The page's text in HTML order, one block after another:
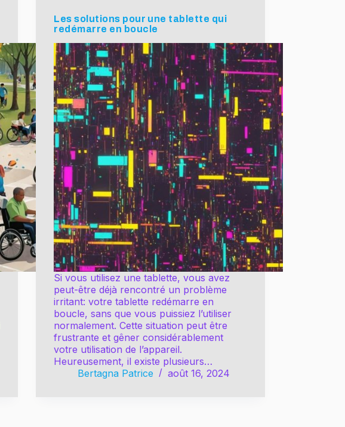
Les solutions pour une tablette qui
redémarre en boucle
Si vous utilisez une tablette, vous avez
peut-être déjà rencontré un problème
irritant: votre tablette redémarre en
boucle, sans que vous puissiez l’utiliser
normalement. Cette situation peut être
frustrante et gêner considérablement
votre utilisation de l’appareil.
Heureusement, il existe plusieurs…
Bertagna Patrice
août 16, 2024